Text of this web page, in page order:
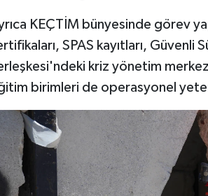
KEÇTİM bünyesinde görev
SPAS kayıtları, Güvenli
kriz yönetim
birimleri de operasyonel